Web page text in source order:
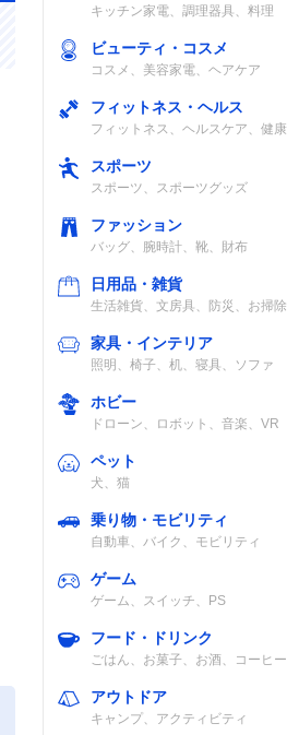
キッチン家電、調理器具、料理
ビューティ・コスメ
コスメ、美容家電、ヘアケア
フィットネス・ヘルス
フィットネス、ヘルスケア、健康
スポーツ
スポーツ、スポーツグッズ
ファッション
バッグ、腕時計、靴、財布
日用品・雑貨
生活雑貨、文房具、防災、お掃除
家具・インテリア
照明、椅子、机、寝具、ソファ
ホビー
ドローン、ロボット、音楽、VR
ペット
犬、猫
乗り物・モビリティ
自動車、バイク、モビリティ
ゲーム
ゲーム、スイッチ、PS
フード・ドリンク
ごはん、お菓子、お酒、コーヒー
アウトドア
キャンプ、アクティビティ